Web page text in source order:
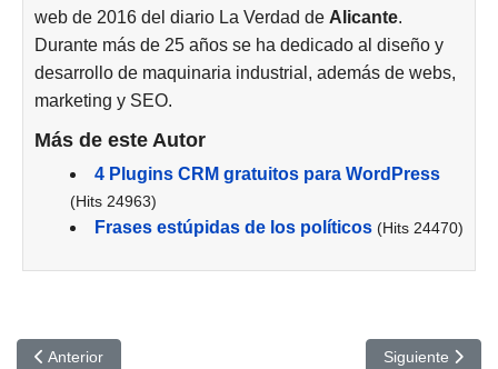
web de 2016 del diario La Verdad de Alicante.
Durante más de 25 años se ha dedicado al diseño y
desarrollo de maquinaria industrial, además de webs,
marketing y SEO.
Más de este Autor
4 Plugins CRM gratuitos para WordPress
(Hits 24963)
Frases estúpidas de los políticos (Hits 24470)
Artículo anterior: Problemas de integración sensorial y sus
Anterior Artículo
Siguiente